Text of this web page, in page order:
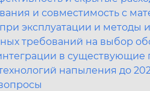
и совместимость с
эксплуатации и методы
требований на выбор
в существующие
напыления до